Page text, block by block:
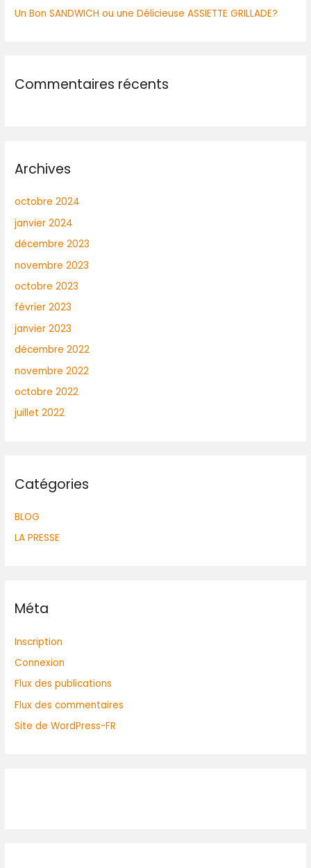
Un Bon SANDWICH ou une Délicieuse ASSIETTE GRILLADE?
Commentaires récents
Archives
octobre 2024
janvier 2024
décembre 2023
novembre 2023
octobre 2023
février 2023
janvier 2023
décembre 2022
novembre 2022
octobre 2022
juillet 2022
Catégories
BLOG
LA PRESSE
Méta
Inscription
Connexion
Flux des publications
Flux des commentaires
Site de WordPress-FR